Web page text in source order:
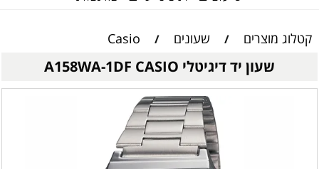
קטלוג מוצרים / שעונים /
Casio
שעון יד דיגיטלי A158WA-1DF CASIO